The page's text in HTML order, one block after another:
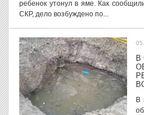
ребенок утонул в яме. Как
СКР, дело возбуждено по...
В
В